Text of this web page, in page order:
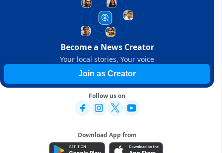
Become a News Creator
Your local stories, Your voice
Join as Creator
Follow us on
Download App from